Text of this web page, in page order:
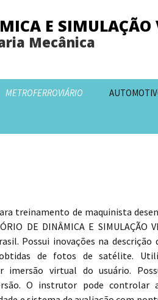
E SIMULAÇÃO
Mecânica
METROFERROVIÁRIO
treinamento de maquinista
DE DINÂMICA E SIMULAÇÃO
Possui inovações na
de fotos de satélite.
virtual do usuário.
O instrutor pode controlar